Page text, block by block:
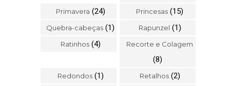
Primavera (24) Princesas (15)
Quebra-cabeças (1) Rapunzel (1)
Ratinhos (4) Recorte e Colagem
(8)
Redondos (1) Retalhos (2)